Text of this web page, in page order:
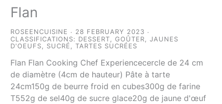
Flan
ROSEENCUISINE
28 FEBRUARY 2023
CLASSIFICATIONS: DESSERT ,GOÛTER ,JAUNES
D'OEUFS
SUCRÉ ,TARTES SUCRÉES
Flan Flan Cooking Chef Experiencecercle de 24 cm
de diamètre (4cm de hauteur) Pâte à tarte
24cm150g de beurre froid en cubes300g de farine
T552g de sel40g de sucre glace20g de jaune d'œuf